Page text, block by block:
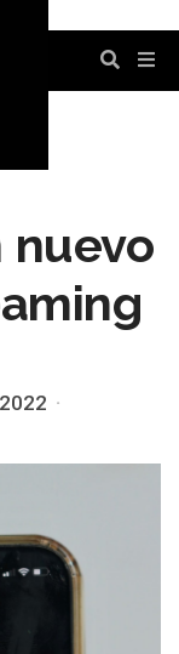
nuevo